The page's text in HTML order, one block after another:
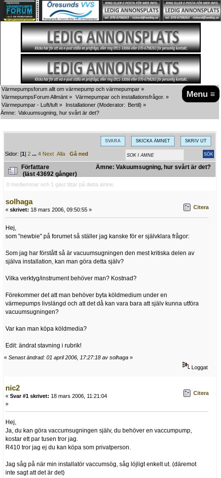
Menu ≡
Värmepumpsforum allt om värmepump och värmepumpar »
VärmepumpsForum Allmänt » Värmepumpar och installationsfrågor. »
Värmepumpar - Luft/luft » Installationer (Moderator: Bertil) »
Ämne: Vakuumsugning, hur svårt är det?
SVARA SKICKA ÄMNET SKRIV UT
Sidor: [1]2 ...4 Next Alla Gå ned
Författare
Ämne: Vakuumsugning, hur svårt är det?
(läst 43692 gånger)
0 medlemmar och 1 gäst tittar på detta ämne.
solhaga
« skrivet: 18 mars 2006, 09:50:55 » Citera
Hej,
som "newbie" på forumet så ställer jag kanske för er självklara frågor:
Som jag har förstått så är vacuumsugningen den mest kritiska delen av
själva installation, kan man göra detta själv?
Vilka verktyg/instrument behöver man? Kostnad?
Förekommer det att man behöver byta köldmedium under en
värmepumps livslängd och att det då kan vara bara att själv kunna utföra
vacuumsugningen?
Var kan man köpa köldmedia?
Edit: ändrat stavning i rubrik!
« Senast ändrad: 01 april 2006, 17:27:18 av solhaga »
Loggat
nic2
« Svar #1 skrivet: 18 mars 2006, 11:21:04
»
Citera
Hej,
Ja, du kan göra vaccumsugningen själv, du behöver en vaccumpump,
kostar ett par tusen tror jag.
R410 tror jag ej du kan köpa som privatperson.
Jag såg på när min installatör vaccumsög, såg löjligt enkelt ut. (däremot
inte sagt att det är det)